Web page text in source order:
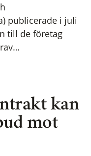
publicerade i juli
till de företag
kan
mot